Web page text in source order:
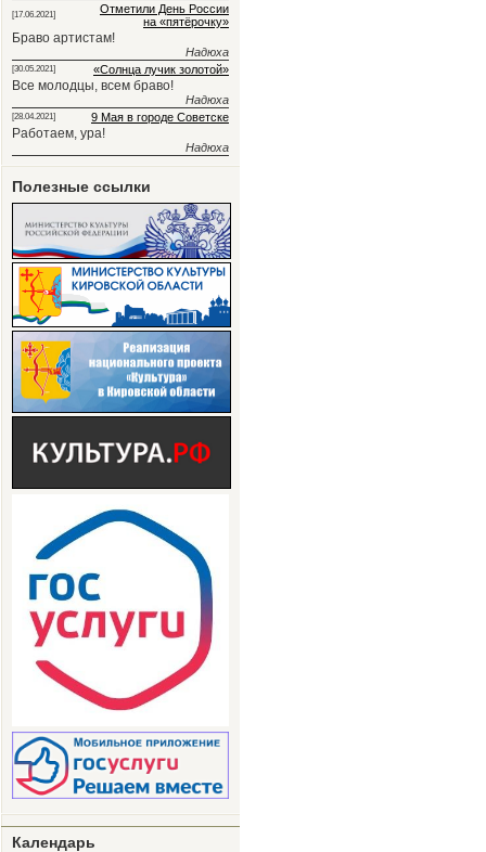
[17.06.2021]
Отметили День России
на «пятёрочку»
Браво артистам!
Надюха
[30.05.2021] «Солнца лучик золотой»
Все молодцы, всем браво!
Надюха
[28.04.2021] 9 Мая в городе Советске
Работаем, ура!
Надюха
Полезные ссылки
Календарь